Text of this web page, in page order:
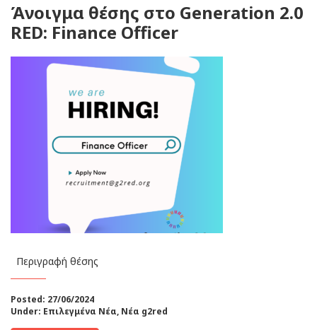
Άνοιγμα θέσης στο Generation 2.0
RED: Finance Officer
Περιγραφή θέσης
Posted: 27/06/2024
Under: Επιλεγμένα Νέα, Νέα g2red